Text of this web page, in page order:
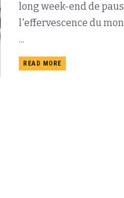
long week-end de
l'effervescence du
...
READ MORE